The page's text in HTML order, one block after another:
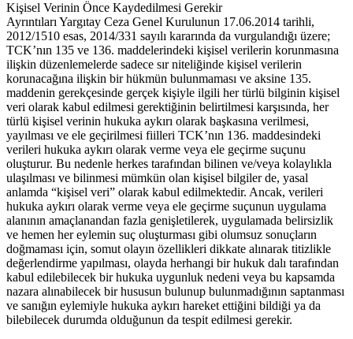
Kişisel Verinin Önce Kaydedilmesi Gerekir
Ayrıntıları Yargıtay Ceza Genel Kurulunun 17.06.2014 tarihli,
2012/1510 esas, 2014/331 sayılı kararında da vurgulandığı üzere;
TCK’nın 135 ve 136. maddelerindeki kişisel verilerin korunmasına
ilişkin düzenlemelerde sadece sır niteliğinde kişisel verilerin
korunacağına ilişkin bir hükmün bulunmaması ve aksine 135.
maddenin gerekçesinde gerçek kişiyle ilgili her türlü bilginin kişisel
veri olarak kabul edilmesi gerektiğinin belirtilmesi karşısında, her
türlü kişisel verinin hukuka aykırı olarak başkasına verilmesi,
yayılması ve ele geçirilmesi fiilleri TCK’nın 136. maddesindeki
verileri hukuka aykırı olarak verme veya ele geçirme suçunu
oluşturur. Bu nedenle herkes tarafından bilinen ve/veya kolaylıkla
ulaşılması ve bilinmesi mümkün olan kişisel bilgiler de, yasal
anlamda “kişisel veri” olarak kabul edilmektedir. Ancak, verileri
hukuka aykırı olarak verme veya ele geçirme suçunun uygulama
alanının amaçlanandan fazla genişletilerek, uygulamada belirsizlik
ve hemen her eylemin suç oluşturması gibi olumsuz sonuçların
doğmaması için, somut olayın özellikleri dikkate alınarak titizlikle
değerlendirme yapılması, olayda herhangi bir hukuk dalı tarafından
kabul edilebilecek bir hukuka uygunluk nedeni veya bu kapsamda
nazara alınabilecek bir hususun bulunup bulunmadığının saptanması
ve sanığın eylemiyle hukuka aykırı hareket ettiğini bildiği ya da
bilebilecek durumda olduğunun da tespit edilmesi gerekir.